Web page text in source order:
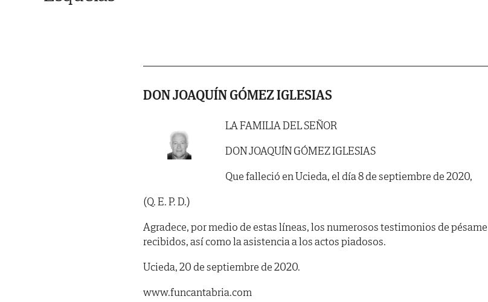
DON JOAQUÍN GÓMEZ IGLESIAS
LA FAMILIA DEL SEÑOR
DON JOAQUÍN GÓMEZ IGLESIAS
Que falleció en Ucieda, el día 8 de septiembre de 2020,
(Q. E. P. D.)
Agradece, por medio de estas líneas, los numerosos testimonios de pésame
recibidos, así como la asistencia a los actos piadosos.
Ucieda, 20 de septiembre de 2020.
www.funcantabria.com